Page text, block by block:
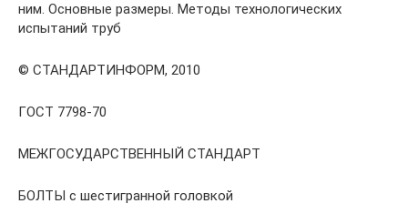
ним. Основные размеры. Методы технологических
испытаний труб
© СТАНДАРТИНФОРМ, 2010
ГОСТ 7798-70
МЕЖГОСУДАРСТВЕННЫЙ СТАНДАРТ
БОЛТЫ с шестигранной головкой